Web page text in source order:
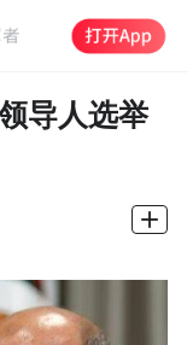
导人选举